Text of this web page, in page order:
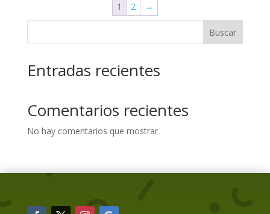
1 2 →
Buscar
Entradas recientes
Comentarios recientes
No hay comentarios que mostrar.